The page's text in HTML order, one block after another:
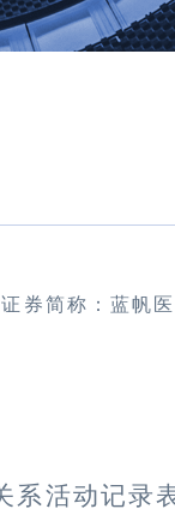
：蓝帆医
系活动记录